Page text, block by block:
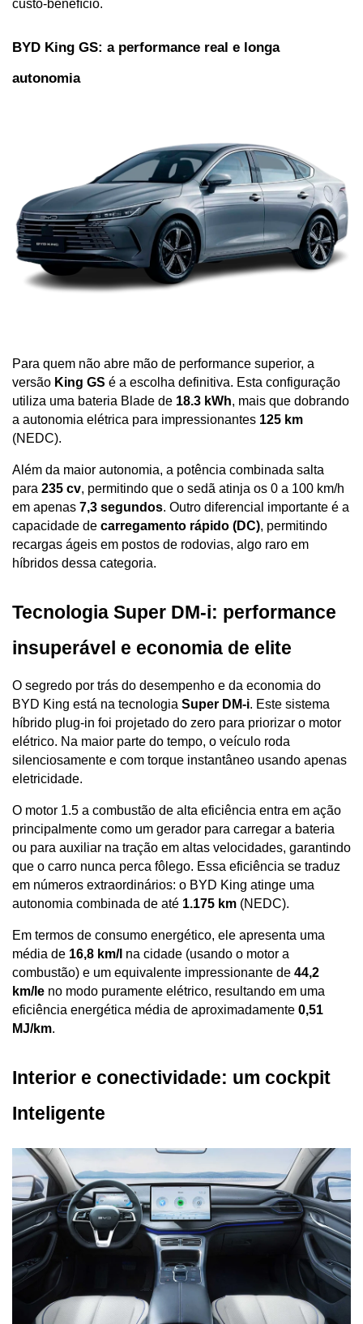
custo-benefício.
BYD King GS: a performance real e longa
autonomia
Para quem não abre mão de performance superior, a
versão King GS é a escolha definitiva. Esta configuração
utiliza uma bateria Blade de 18.3 kWh, mais que dobrando
a autonomia elétrica para impressionantes 125 km
(NEDC).
Além da maior autonomia, a potência combinada salta
para 235 cv, permitindo que o sedã atinja os 0 a 100 km/h
em apenas 7,3 segundos. Outro diferencial importante é a
capacidade de carregamento rápido (DC), permitindo
recargas ágeis em postos de rodovias, algo raro em
híbridos dessa categoria.
Tecnologia Super DM-i: performance
insuperável e economia de elite
O segredo por trás do desempenho e da economia do
BYD King está na tecnologia Super DM-i. Este sistema
híbrido plug-in foi projetado do zero para priorizar o motor
elétrico. Na maior parte do tempo, o veículo roda
silenciosamente e com torque instantâneo usando apenas
eletricidade.
O motor 1.5 a combustão de alta eficiência entra em ação
principalmente como um gerador para carregar a bateria
ou para auxiliar na tração em altas velocidades, garantindo
que o carro nunca perca fôlego. Essa eficiência se traduz
em números extraordinários: o BYD King atinge uma
autonomia combinada de até 1.175 km (NEDC).
Em termos de consumo energético, ele apresenta uma
média de 16,8 km/l na cidade (usando o motor a
combustão) e um equivalente impressionante de 44,2
km/le no modo puramente elétrico, resultando em uma
eficiência energética média de aproximadamente 0,51
MJ/km.
Interior e conectividade: um cockpit
Inteligente